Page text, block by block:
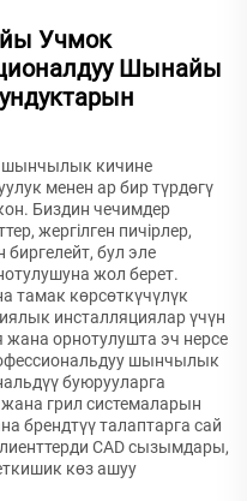
Учмок
Шынайы
шынчылык кичине
менен ар бир түрдөгү
Биздин чечимдер
жергілген пичірлер,
бул эле
жол берет.
тамак көрсөткүчүлүк
инсталляциялар үчүн
орнотулушта эч нерсе
шынчылык
буюрууларга
грил системаларын
брендтүү талаптарга сай
CAD сызымдары,
көз ашуу